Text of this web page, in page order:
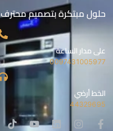
حلول مبتكرة بتصميم محترف
على مدار الساعة
0097431005977
الخط أرضي
44329695